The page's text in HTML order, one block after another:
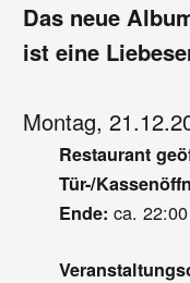
Das neue
ist eine
Montag,
Restaurant
Tür-/
Ende: ca. 22:00